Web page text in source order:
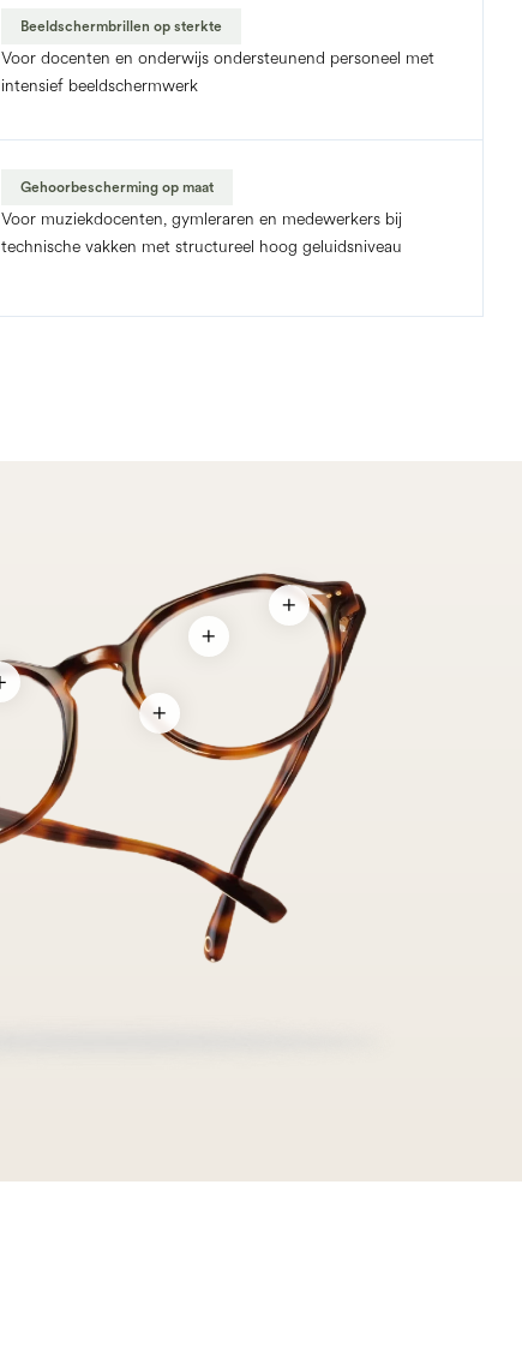
Beeldschermbrillen op sterkte
Voor docenten en onderwijs ondersteunend personeel met
intensief beeldschermwerk
Gehoorbescherming op maat
Voor muziekdocenten, gymleraren en medewerkers bij
technische vakken met structureel hoog geluidsniveau